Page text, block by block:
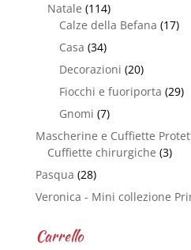
Natale (114)
Calze della Befana (17)
Casa (34)
Decorazioni (20)
Fiocchi e fuoriporta (29)
Gnomi (7)
Mascherine e Cuffiette
Cuffiette chirurgiche (3)
Pasqua (28)
Veronica - Mini collezione
Carrello